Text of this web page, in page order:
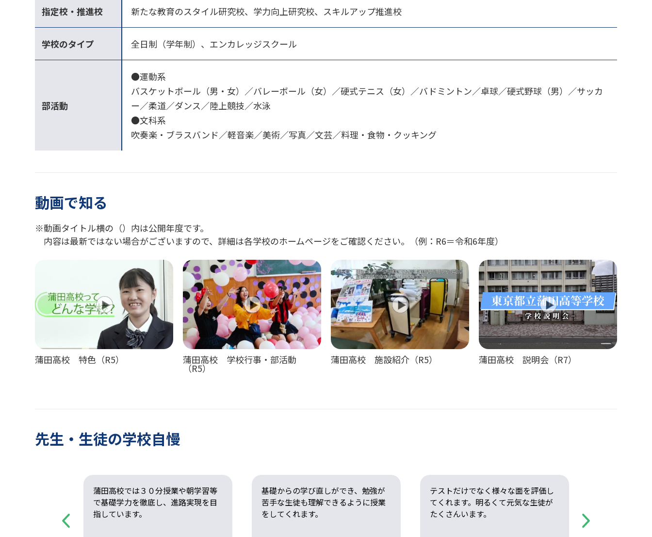
指定校・推進校 新たな教育のスタイル研究校、学力向上研究校、スキルアップ推進校
学校のタイプ 全日制（学年制）、エンカレッジスクール
部活動
●運動系
バスケットボール（男・女）／バレーボール（女）／硬式テニス（女）／バドミントン／卓球／硬式野球（男）／サッカ
ー／柔道／ダンス／陸上競技／水泳
●文科系
吹奏楽・ブラスバンド／軽音楽／美術／写真／文芸／料理・食物・クッキング
動画で知る
動画タイトル横の（）内は公開年度です。
内容は最新ではない場合がございますので、詳細は各学校のホームページをご確認ください。（例：R6＝令和6年度）
蒲田高校 特色（R5） 蒲田高校 学校行事・部活動
（R5）
蒲田高校 施設紹介（R5） 蒲田高校 説明会（R7）
先生・生徒の学校自慢
Previous
蒲田高校では３０分授業や朝学習等
で基礎学力を徹底し、進路実現を目
指しています。
基礎からの学び直しができ、勉強が
苦手な生徒も理解できるように授業
をしてくれます。
テストだけでなく様々な面を評価し
てくれます。明るくて元気な生徒が
たくさんいます。
Next